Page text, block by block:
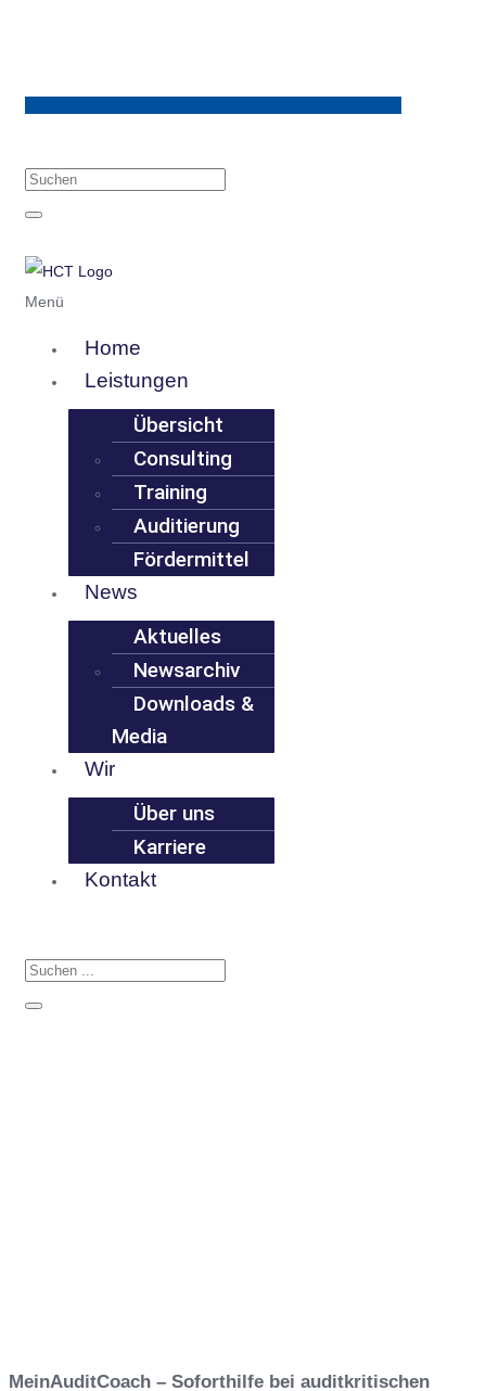
Menü
Home
Leistungen
Übersicht
Consulting
Training
Auditierung
Fördermittel
News
Aktuelles
Newsarchiv
Downloads &
Media
Wir
Über uns
Karriere
Kontakt
MeinAuditCoach – Soforthilfe bei auditkritischen